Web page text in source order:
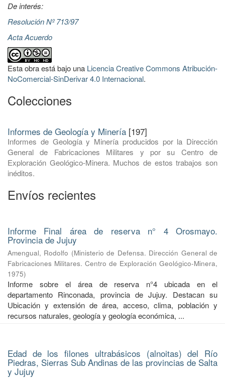
De interés:
Resolución Nº 713/97
Acta Acuerdo
Esta obra está bajo una Licencia Creative Commons Atribución-
NoComercial-SinDerivar 4.0 Internacional.
Colecciones
Informes de Geología y Minería [197]
Informes de Geología y Minería producidos por la Dirección
General de Fabricaciones Militares y por su Centro de
Exploración Geológico-Minera. Muchos de estos trabajos son
inéditos.
Envíos recientes
Informe Final área de reserva n° 4 Orosmayo.
Provincia de Jujuy
Amengual, Rodolfo (Ministerio de Defensa. Dirección General de
Fabricaciones Militares. Centro de Exploración Geológico-Minera,
1975)
Informe sobre el área de reserva n°4 ubicada en el
departamento Rinconada, provincia de Jujuy. Destacan su
Ubicación y extensión de área, acceso, clima, población y
recursos naturales, geología y geología económica, ...
Edad de los filones ultrabásicos (alnoitas) del Río
Piedras, Sierras Sub Andinas de las provincias de Salta
y Jujuy